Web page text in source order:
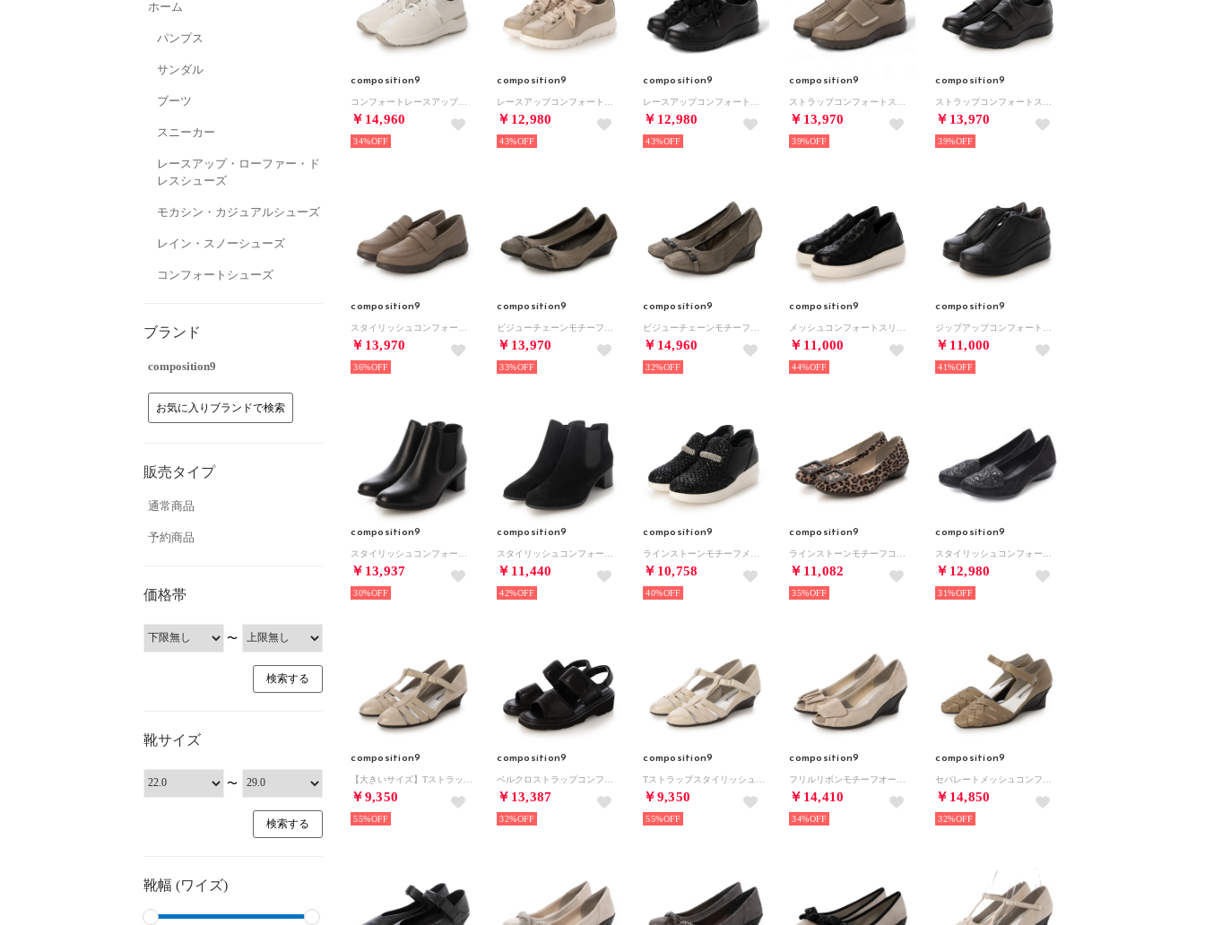
ホーム
パンプス
サンダル
ブーツ
スニーカー
レースアップ・ローファー・ド
レスシューズ
モカシン・カジュアルシューズ
レイン・スノーシューズ
コンフォートシューズ
ブランド
composition9
お気に入りブランドで検索
販売タイプ
通常商品
予約商品
価格帯
〜
靴サイズ
〜
靴幅 (ワイズ)
composition9
￥14,960
34%
composition9
￥12,980
43%
composition9
￥12,980
43%
composition9
￥13,970
39%
composition9
￥13,970
39%
composition9
￥13,970
36%
composition9
￥13,970
33%
composition9
￥14,960
32%
composition9
￥11,000
44%
composition9
￥11,000
41%
composition9
￥13,937
30%
composition9
￥11,440
42%
composition9
￥10,758
40%
composition9
￥11,082
35%
composition9
￥12,980
31%
composition9
￥9,350
55%
composition9
￥13,387
32%
composition9
￥9,350
55%
composition9
￥14,410
34%
composition9
￥14,850
32%